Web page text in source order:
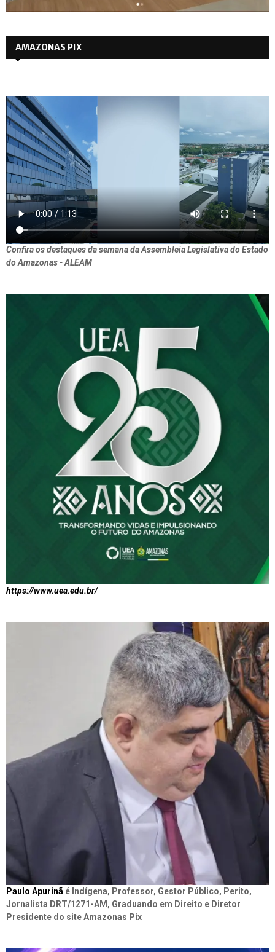
AMAZONAS PIX
Confira os destaques da semana da Assembleia Legislativa do Estado
do Amazonas - ALEAM
https://www.uea.edu.br/
Paulo Apurinã é Indígena, Professor, Gestor Público, Perito,
Jornalista DRT/1271-AM, Graduando em Direito e Diretor
Presidente do site Amazonas Pix